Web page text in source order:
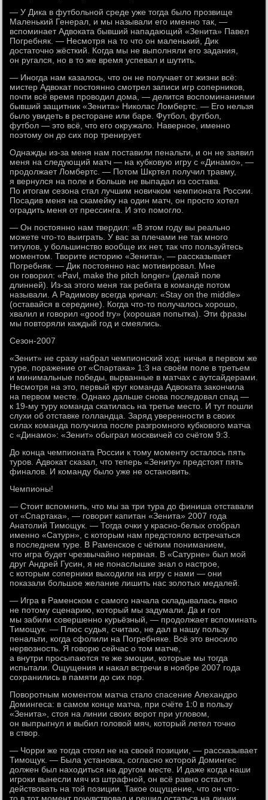
— У Дика в футбольной среде уже тогда было прозвище
Маленький Генерал, и мы называли его именно так, —
вспоминает Адвоката бывший нападающий «Зенита» Павел
Погребняк. — Несмотря на то что он маленький, Дик
достаточно жёсткий. Когда мы не выполняли его задания,
он ругался, но в то же время успевал и шутить.
— Иногда нам казалось, что он не получает от жизни всё:
мистер Адвокат постоянно смотрел записи игр соперников,
почти всё время проводил дома, — делится воспоминаниями
бывший защитник «Зенита» Николас Ломбертс. — Его нельзя
было увидеть в ресторане или баре. Футбол, футбол,
футбол — это всё, что его окружало. Наверное, именно
поэтому он до сих пор тренирует.
Однажды из-за меня нам поставили пенальти, и он не заявил
меня на следующий матч — на кубковую игру с «Динамо», —
продолжает Ломбертс. — Потом Шкртел получил травму,
я вернулся на поле и больше не выпадал из состава.
По итогам сезона стал лучшим новичком чемпионата России.
Посадив меня на скамейку на один матч, он просто хотел
оградить меня от прессинга. И это помогло.
— Он постоянно нам твердил: «В этом году вы реально
можете что-то выиграть. У вас за плечами не так много
титулов, у большинство вообще их нет, так что пользуйтесь
моментом. Творите историю «Зенита», — рассказывает
Погребняк. — Дик постоянно нас мотивировал. Мне
он говорил: «Pavl, make the pitch longer» (делай поле
длинней). Из-за этого меня так ребята в команде потом
называли. А Радимову всегда кричал: «Stay on the middle»
(оставайся в середине). Когда что-то получалось хорошо,
хвалил и говорил «good try» (хорошая попытка). Эти фразы
мы повторяли каждый год и смеялись.
Сезон-2007
«Зенит» не сразу набрал чемпионский ход: ничья в первом же
туре, поражение от «Спартака» 1:3 на своём поле в третьем
и минимальные победы, вырванные в матчах с аутсайдерами.
Несмотря на это, первый круг команда Адвоката закончила
на первом месте. Однако дальше снова последовал спад —
к 19-му туру команда скатилась на третье место. И тут пошли
слухи об отставке голландца. Заряд уверенности в своих
силах команда получила после разгромного кубкового матча
с «Динамо»: «Зенит» обыграл москвичей со счётом 9:3.
До конца чемпионата России к тому моменту осталось пять
туров. Адвокат сказал, что теперь «Зениту» предстоят пять
финалов. И команду было уже не остановить.
Чемпионы!
— Стоит вспомнить, что мы за три тура до финиша отставали
от «Спартака», — говорит капитан «Зенита» 2007 года
Анатолий Тимощук. — Тогда очки у красно-белых отобрал
именно «Сатурн», с которым нам предстояло встречаться
в последнем туре. В Раменское с чётким пониманием,
что игра будет чрезвычайно нервная. В «Сатурне» был мой
друг Андрей Гусин, я не понаслышке знал о настрое,
с которым соперники выходили на игру с нами — они
показали большое желание лишить нас золотых медалей.
— Игра в Раменском с самого начала складывалась явно
не потому сценарию, который мы задумали. Да и гол
мы забили совершенно курьёзный, — продолжает вспоминать
Тимощук. — Плюс судья, считаю, не дал в нашу пользу
пенальти, когда сфолили на Погребняке. Всё это вносило
нервозность. Я говорю сейчас о том матче,
а внутри просыпаются те же эмоции, которые мы тогда
испытали. Ощущения и накал встречи в ноябре 2007 года
сохранились в памяти до сих пор.
Поворотным моментом матча стало спасение Алехандро
Домингеса: в самом конце матча, при счёте 1:0 в пользу
«Зенита», стоя на линии своих ворот при угловом,
он выпрыгнул и выбил головой мяч, который летел точно
в створ.
— Чорри же тогда стоял не на своей позиции, — рассказывает
Тимощук. — Была установка, согласно которой Домингес
должен был находиться на другом месте. И даже когда наши
игроки вынесли мяч из штрафной, он всё равно остался
действовать на той позиции. Такое ощущение, что он что-